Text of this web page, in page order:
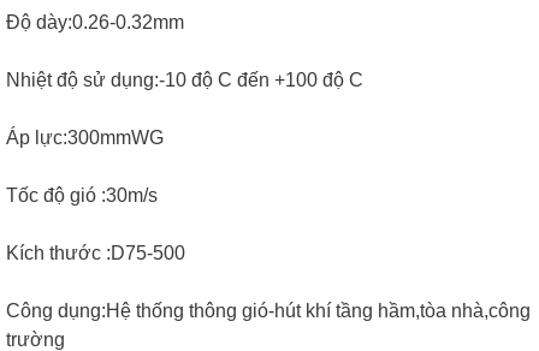
Độ dày:0.26-0.32mm
Nhiệt độ sử dụng:-10 độ C đến +100 độ C
Áp lực:300mmWG
Tốc độ gió :30m/s
Kích thước :D75-500
Công dụng:Hệ thống thông gió-hút khí tầng hầm,tòa nhà,công
trường